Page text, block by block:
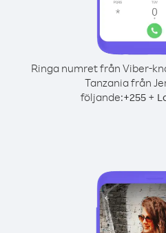
Ringa numret från Viber-
Tanzania från
följande:+255 +